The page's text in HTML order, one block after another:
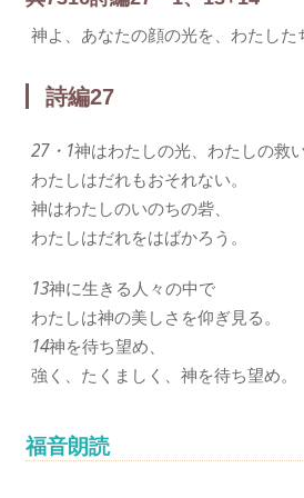
神よ、あなたの顔の光を、わたした
詩編27
27・1神はわたしの光、わたしの救い
わたしはだれもおそれない。
神はわたしのいのちの砦、
わたしはだれをはばかろう。
13神に生きる人々の中で
わたしは神の美しさを仰ぎ見る。
14神を待ち望め、
強く、たくましく、神を待ち望め。
福音朗読